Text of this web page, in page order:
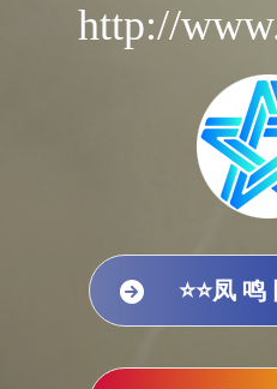
http://
⭐⭐凤 鸣